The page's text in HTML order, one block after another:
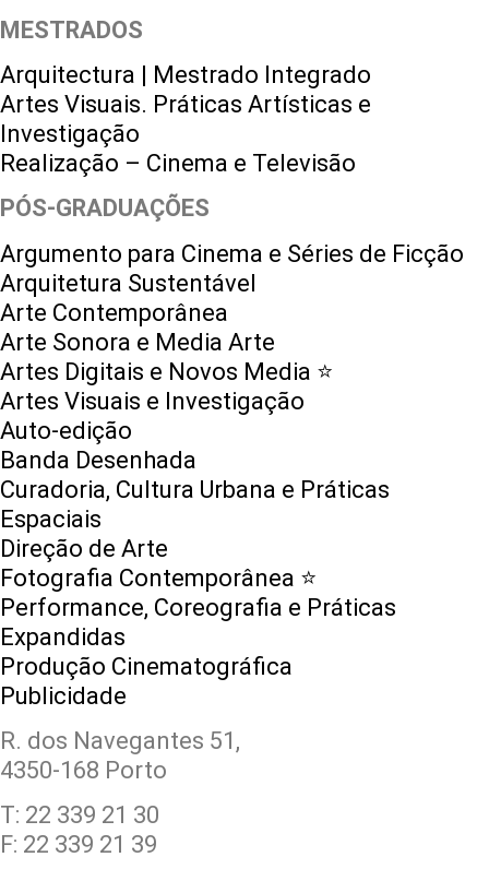
MESTRADOS
Arquitectura | Mestrado Integrado
Artes Visuais. Práticas Artísticas e
Investigação
Realização – Cinema e Televisão
PÓS-GRADUAÇÕES
Argumento para Cinema e Séries de Ficção
Arquitetura Sustentável
Arte Contemporânea
Arte Sonora e Media Arte
Artes Digitais e Novos Media ⭐️
Artes Visuais e Investigação
Auto-edição
Banda Desenhada
Curadoria, Cultura Urbana e Práticas
Espaciais
Direção de Arte
Fotografia Contemporânea ⭐️
Performance, Coreografia e Práticas
Expandidas
Produção Cinematográfica
Publicidade
R. dos Navegantes 51,
4350-168 Porto
T: 22 339 21 30
F: 22 339 21 39